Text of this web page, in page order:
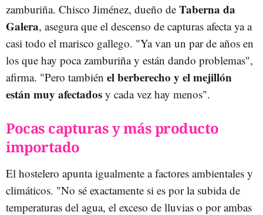
zamburiña. Chisco Jiménez, dueño de Taberna da
Galera, asegura que el descenso de capturas afecta ya a
casi todo el marisco gallego. "Ya van un par de años en
los que hay poca zamburiña y están dando problemas",
afirma. "Pero también el berberecho y el mejillón
están muy afectados y cada vez hay menos".
Pocas capturas y más producto
importado
El hostelero apunta igualmente a factores ambientales y
climáticos. "No sé exactamente si es por la subida de
temperaturas del agua, el exceso de lluvias o por ambas